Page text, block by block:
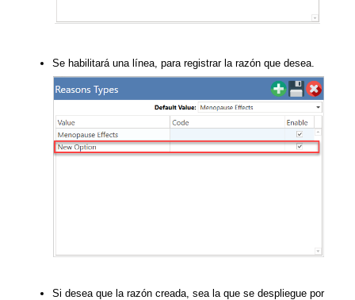
Se habilitará una línea, para registrar la razón que desea.
Si desea que la razón creada, sea la que se despliegue por